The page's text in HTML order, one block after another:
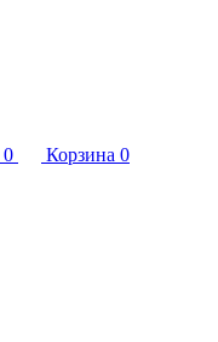
0 Корзина 0